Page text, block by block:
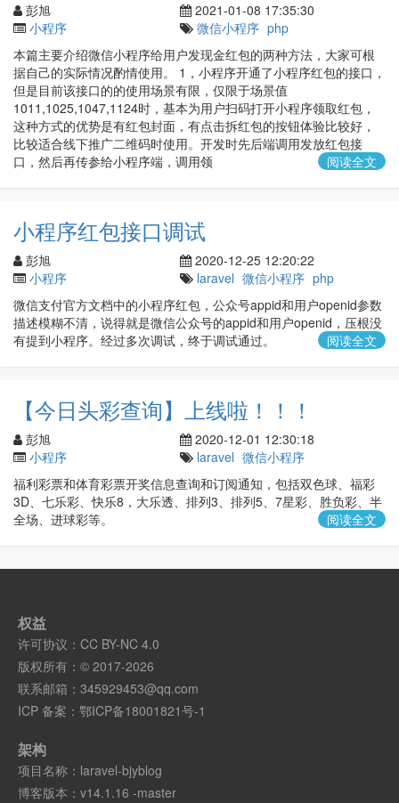
彭旭
2021-01-08 17:35:30
小程序
微信小程序 php
本篇主要介绍微信小程序给用户发现金红包的两种方法，大家可根
据自己的实际情况酌情使用。 1，小程序开通了小程序红包的接口，
但是目前该接口的的使用场景有限，仅限于场景值
1011,1025,1047,1124时，基本为用户扫码打开小程序领取红包，
这种方式的优势是有红包封面，有点击拆红包的按钮体验比较好，
比较适合线下推广二维码时使用。开发时先后端调用发放红包接
口，然后再传参给小程序端，调用领
阅读全文
小程序红包接口调试
彭旭
2020-12-25 12:20:22
小程序
laravel 微信小程序 php
微信支付官方文档中的小程序红包，公众号appid和用户openid参数
描述模糊不清，说得就是微信公众号的appid和用户openid，压根没
有提到小程序。经过多次调试，终于调试通过。
阅读全文
【今日头彩查询】上线啦！！！
彭旭
2020-12-01 12:30:18
小程序
laravel 微信小程序
福利彩票和体育彩票开奖信息查询和订阅通知，包括双色球、福彩
3D、七乐彩、快乐8，大乐透、排列3、排列5、7星彩、胜负彩、半
全场、进球彩等。
阅读全文
权益
许可协议： CC BY-NC 4.0
版权所有：© 2017-2026
联系邮箱： 345929453@qq.com
ICP 备案： 鄂ICP备18001821号-1
架构
项目名称： laravel-bjyblog
博客版本： v14.1.16 -master